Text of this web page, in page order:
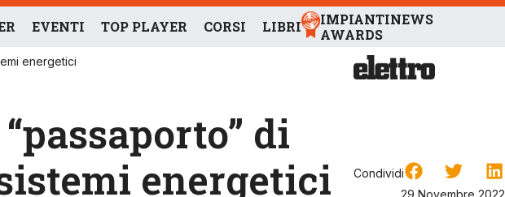
EVENTI TOP PLAYER CORSI LIBRI
IMPIANTINEWS
AWARDS
energetici
di
energetici
Condividi
29 Novembre 2022